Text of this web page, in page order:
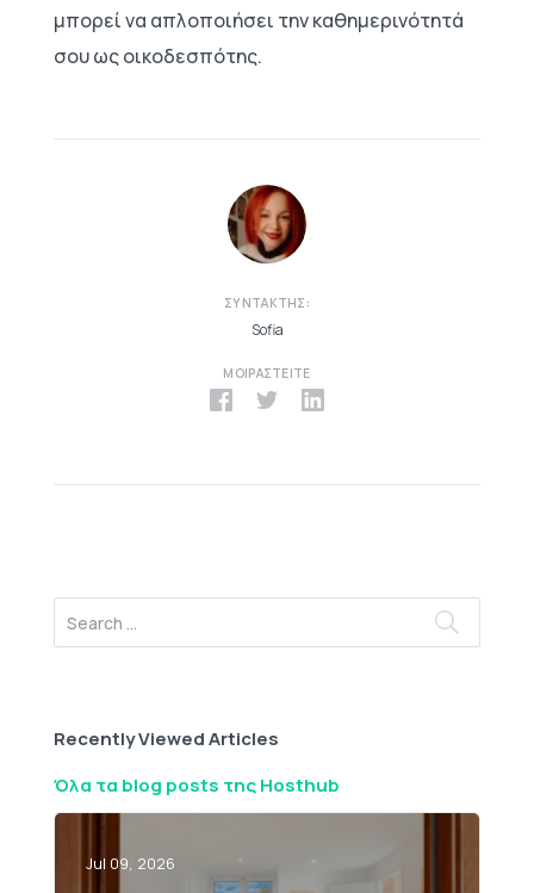
μπορεί να απλοποιήσει την καθημερινότητά
σου ως οικοδεσπότης.
ΣΥΝΤΆΚΤΗΣ:
Sofia
ΜΟΙΡΑΣΤΕΊΤΕ
Recently Viewed Articles
Όλα τα blog posts της Hosthub
Jul 09, 2026